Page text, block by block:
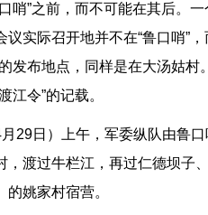
哨”之前，而不可能在其后。
议实际召开地并不在“鲁口哨”
发布地点，同样是在大汤姑
江令”的记载。
29日）上午，军委纵队由鲁
，渡过牛栏江，再过仁德坝子
的姚家村宿营。